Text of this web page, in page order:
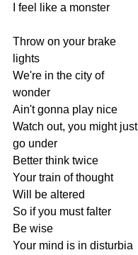
feel like a monster
Throw on your brake
lights
We're in the city of
wonder
Ain't gonna play nice
Watch out, you might just
go under
Better think twice
Your train of thought
Will
be altered
So if you must falter
Be wise
Your mind is in disturbia